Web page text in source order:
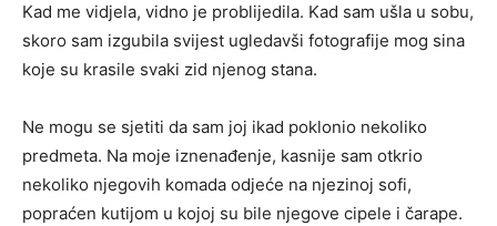
Kad me vidjela, vidno je problijedila. Kad sam ušla u sobu,
skoro sam izgubila svijest ugledavši fotografije mog sina
koje su krasile svaki zid njenog stana.
Ne mogu se sjetiti da sam joj ikad poklonio nekoliko
predmeta. Na moje iznenađenje, kasnije sam otkrio
nekoliko njegovih komada odjeće na njezinoj sofi,
popraćen kutijom u kojoj su bile njegove cipele i čarape.